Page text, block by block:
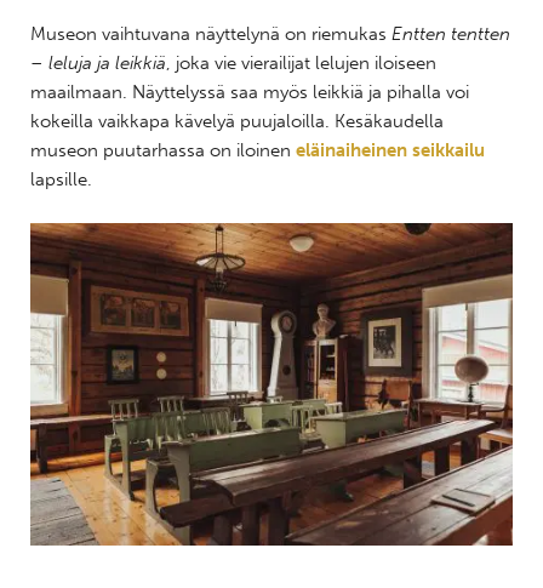
Museon vaihtuvana näyttelynä on riemukas Entten tentten
– leluja ja leikkiä, joka vie vierailijat lelujen iloiseen
maailmaan. Näyttelyssä saa myös leikkiä ja pihalla voi
kokeilla vaikkapa kävelyä puujaloilla. Kesäkaudella
museon puutarhassa on iloinen eläinaiheinen seikkailu
lapsille.